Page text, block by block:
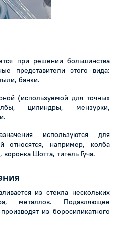
при решении большинства
представители этого вида:
банки.
(используемой для точных
цилиндры, мензурки,
используются для
относятся, например, колба
Шотта, тигель Гуча.
из стекла нескольких
металлов. Подавляющее
из боросиликатного